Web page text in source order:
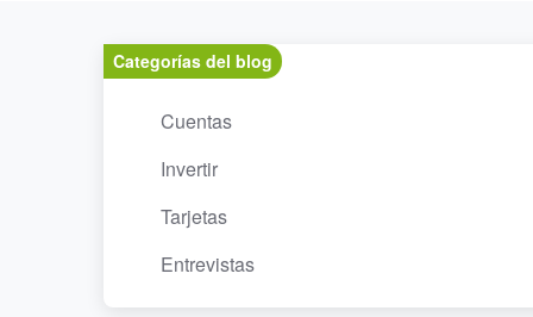
Categorías del blog
Cuentas
Invertir
Tarjetas
Entrevistas